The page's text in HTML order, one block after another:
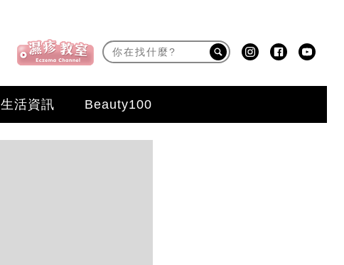
生活資訊 Beauty100